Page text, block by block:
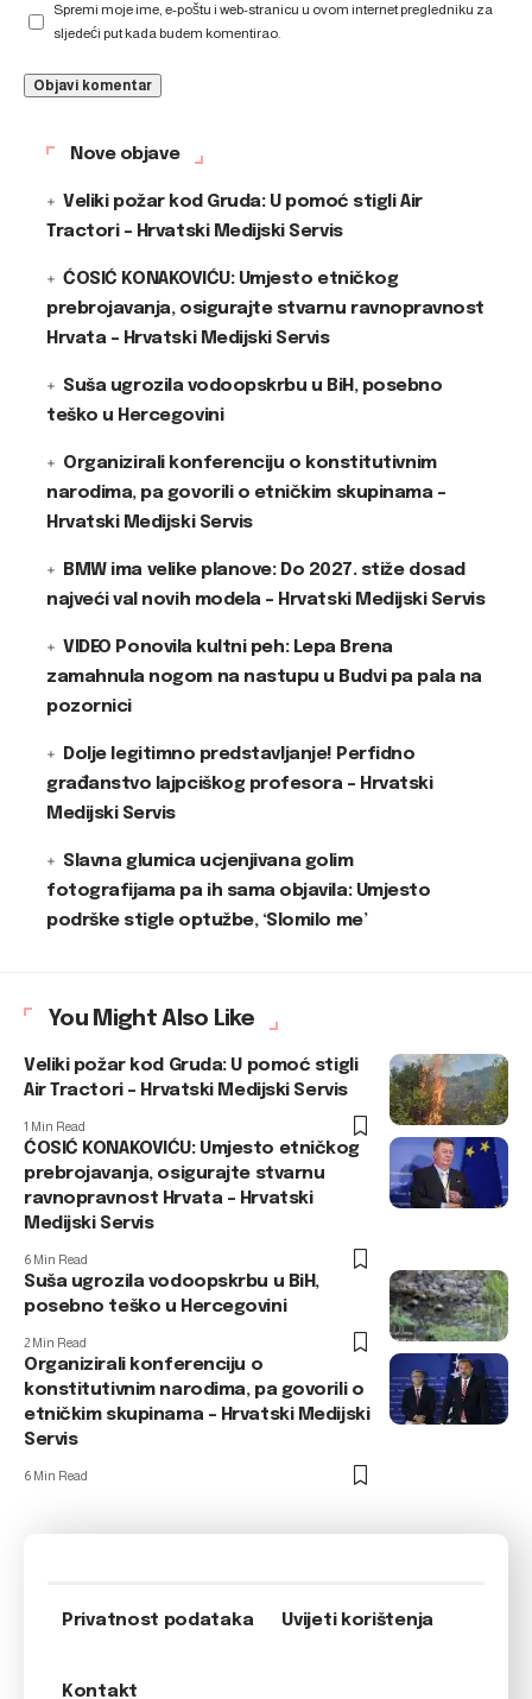
Spremi moje ime, e-poštu i web-stranicu u ovom internet pregledniku za
sljedeći put kada budem komentirao.
Nove objave
Veliki požar kod Gruda: U pomoć stigli Air
Tractori – Hrvatski Medijski Servis
ĆOSIĆ KONAKOVIĆU: Umjesto etničkog
prebrojavanja, osigurajte stvarnu ravnopravnost
Hrvata – Hrvatski Medijski Servis
Suša ugrozila vodoopskrbu u BiH, posebno
teško u Hercegovini
Organizirali konferenciju o konstitutivnim
narodima, pa govorili o etničkim skupinama –
Hrvatski Medijski Servis
BMW ima velike planove: Do 2027. stiže dosad
najveći val novih modela – Hrvatski Medijski Servis
VIDEO Ponovila kultni peh: Lepa Brena
zamahnula nogom na nastupu u Budvi pa pala na
pozornici
Dolje legitimno predstavljanje! Perfidno
građanstvo lajpciškog profesora – Hrvatski
Medijski Servis
Slavna glumica ucjenjivana golim
fotografijama pa ih sama objavila: Umjesto
podrške stigle optužbe, ‘Slomilo me’
You Might Also Like
Veliki požar kod Gruda: U pomoć stigli
Air Tractori – Hrvatski Medijski Servis
1 Min Read
ĆOSIĆ KONAKOVIĆU: Umjesto etničkog
prebrojavanja, osigurajte stvarnu
ravnopravnost Hrvata – Hrvatski
Medijski Servis
6 Min Read
Suša ugrozila vodoopskrbu u BiH,
posebno teško u Hercegovini
2 Min Read
Organizirali konferenciju o
konstitutivnim narodima, pa govorili o
etničkim skupinama – Hrvatski Medijski
Servis
6 Min Read
Privatnost podataka Uvijeti korištenja
Kontakt